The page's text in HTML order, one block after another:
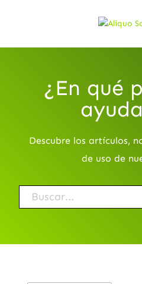
¿En qué
Descubre los artículos,
de uso de